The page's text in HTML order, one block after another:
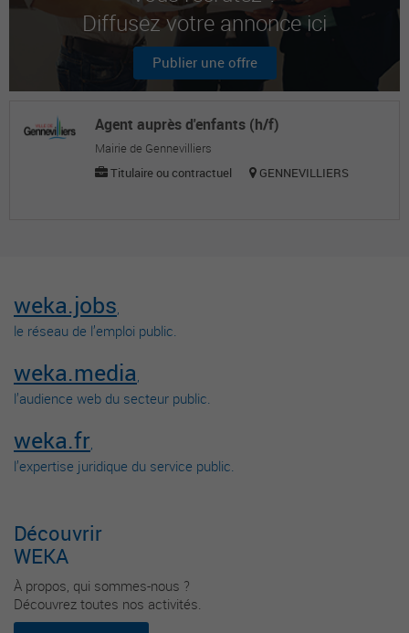
Diffusez votre annonce ici
Publier une offre
Agent auprès d'enfants (h/f)
Mairie de Gennevilliers
Titulaire ou contractuel
GENNEVILLIERS
weka.jobs,
le réseau de l’emploi public.
weka.media,
l’audience web du secteur public.
weka.fr,
l’expertise juridique du service public.
Découvrir
WEKA
À propos, qui sommes-nous ?
Découvrez toutes nos activités.